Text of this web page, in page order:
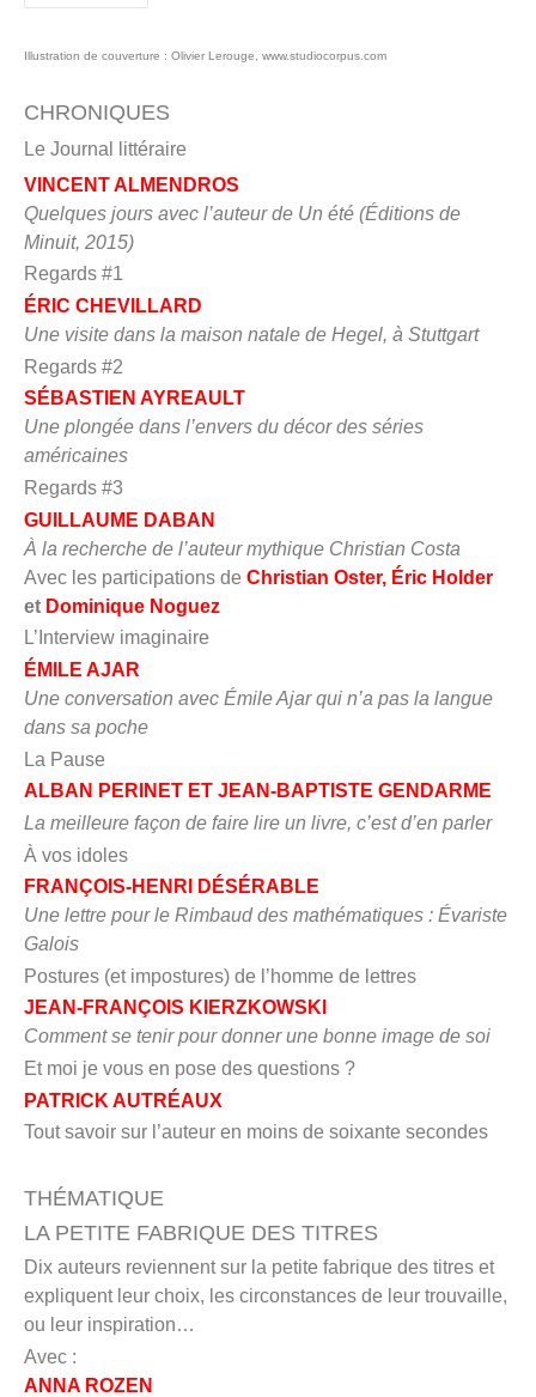
Illustration de couverture : Olivier Lerouge, www.studiocorpus.com
CHRONIQUES
Le Journal littéraire
VINCENT ALMENDROS
Quelques jours avec l’auteur de Un été (Éditions de
Minuit, 2015)
Regards #1
ÉRIC CHEVILLARD
Une visite dans la maison natale de Hegel, à Stuttgart
Regards #2
SÉBASTIEN AYREAULT
Une plongée dans l’envers du décor des séries
américaines
Regards #3
GUILLAUME DABAN
À la recherche de l’auteur mythique Christian Costa
Avec les participations de Christian Oster, Éric Holder
et Dominique Noguez
L’Interview imaginaire
ÉMILE AJAR
Une conversation avec Émile Ajar qui n’a pas la langue
dans sa poche
La Pause
ALBAN PERINET ET JEAN-BAPTISTE GENDARME
La meilleure façon de faire lire un livre, c’est d’en parler
À vos idoles
FRANÇOIS-HENRI DÉSÉRABLE
Une lettre pour le Rimbaud des mathématiques : Évariste
Galois
Postures (et impostures) de l’homme de lettres
J EAN-FRANÇOIS KIERZKOWSKI
Comment se tenir pour donner une bonne image de soi
Et moi je vous en pose des questions ?
PATRICK AUTRÉAUX
Tout savoir sur l’auteur en moins de soixante secondes
THÉMATIQUE
LA PETITE FABRIQUE DES TITRES
Dix auteurs reviennent sur la petite fabrique des titres et
expliquent leur choix, les circonstances de leur trouvaille,
ou leur inspiration…
Avec :
ANNA ROZEN